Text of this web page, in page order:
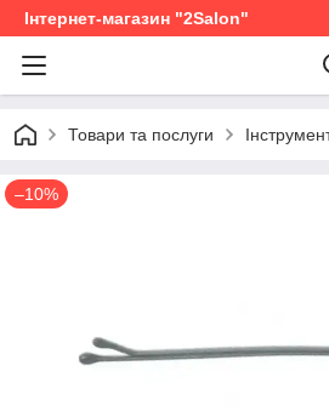
Інтернет-магазин "2Salon"
Товари та послуги
–10%